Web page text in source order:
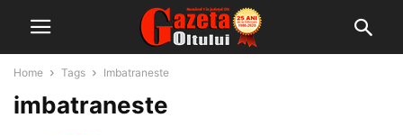
Home Tags Imbatraneste
imbatraneste